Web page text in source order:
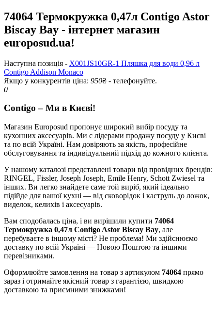
74064 Термокружка 0,47л Contigo Astor
Biscay Bay - інтернет магазин
europosud.ua!
Наступна позиція - X001JS10GR-1 Пляшка для води 0,96 л
Contigo Addison Monaco
Якщо у конкурентів ціна: 950₴ - телефонуйте.
0
Contigo – Ми в Києві!
Магазин Europosud пропонує широкий вибір посуду та
кухонних аксесуарів. Ми є лідерами продажу посуду у Києві
та по всій Україні. Нам довіряють за якість, професійне
обслуговування та індивідуальний підхід до кожного клієнта.
У нашому каталозі представлені товари від провідних брендів:
RINGEL, Fissler, Joseph Joseph, Emile Henry, Schott Zwiesel та
інших. Ви легко знайдете саме той виріб, який ідеально
підійде для вашої кухні — від сковорідок і каструль до ложок,
виделок, келихів і аксесуарів.
Вам сподобалась ціна, і ви вирішили купити 74064
Термокружка 0,47л Contigo Astor Biscay Bay, але
перебуваєте в іншому місті? Не проблема! Ми здійснюємо
доставку по всій Україні — Новою Поштою та іншими
перевізниками.
Оформлюйте замовлення на товар з артикулом 74064 прямо
зараз і отримайте якісний товар з гарантією, швидкою
доставкою та приємними знижками!